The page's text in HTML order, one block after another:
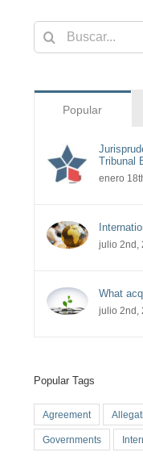
Buscar:
Popular
Tribunal
enero
julio 2nd,
What
julio 2nd,
Popular Tags
Agreement
Governments